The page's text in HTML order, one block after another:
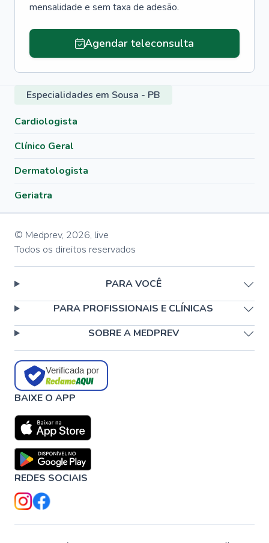
mensalidade e sem taxa de adesão.
Agendar teleconsulta
Especialidades em Sousa - PB
Cardiologista
Clínico Geral
Dermatologista
Geriatra
© Medprev, 2026, live
Todos os direitos reservados
PARA VOCÊ
PARA PROFISSIONAIS E CLÍNICAS
SOBRE A MEDPREV
Verificada por
BAIXE O APP
REDES SOCIAIS